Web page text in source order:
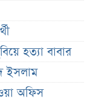
হত্যা বাবার
ইসলাম
অফিস